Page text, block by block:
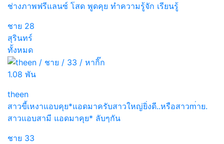
ช่างภาพฟรีแลนซ์ โสด พูดคุย ทำความรู้จัก เรียนรู้
ชาย 28
สุรินทร์
ทั้งหมด
1.08 พัน
theen
สาวขี้เหงาแอบคุย*แอดมาครับสาวใหญ่ยิ่งดี..หรือสาวm่าย.
สาวแอบสามี แอดมาคุย* ลับๆกัน
ชาย 33